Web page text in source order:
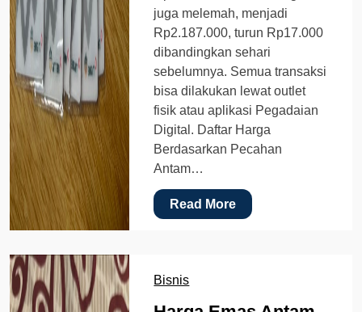
juga melemah, menjadi
Rp2.187.000, turun Rp17.000
dibandingkan sehari
sebelumnya. Semua transaksi
bisa dilakukan lewat outlet
fisik atau aplikasi Pegadaian
Digital. Daftar Harga
Berdasarkan Pecahan
Antam…
Read More
Bisnis